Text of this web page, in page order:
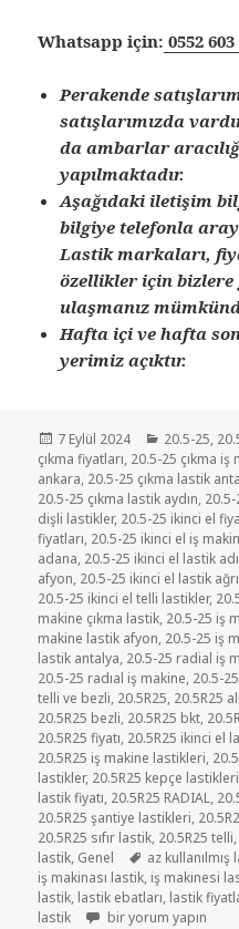
Whatsapp için: 0552 603
Perakende
satışlarımızda
da ambarlar
yapılmaktadır.
Aşağıdaki iletişim
bilgiye telefonla
Lastik markaları,
özellikler için
ulaşmanız
Hafta içi ve hafta
yerimiz açıktır.
Yayın
tarihi
7 Eylül 2024 Kategoriler
20.5-25,
çıkma fiyatları, 20.5-25 çıkma iş
ankara, 20.5-25 çıkma lastik
20.5-25 çıkma lastik aydın,
dişli lastikler, 20.5-25 ikinci el
fiyatları, 20.5-25 ikinci el iş
adana, 20.5-25 ikinci el lastik
afyon, 20.5-25 ikinci el lastik ağrı
20.5-25 ikinci el telli lastikler,
makine çıkma lastik, 20.5-25 iş
makine lastik afyon, 20.5-25 iş
lastik antalya, 20.5-25 radial iş
20.5-25 radıal iş makine, 20.5-
telli ve bezli, 20.5R25, 20.5R25
20.5R25 bezli, 20.5R25 bkt,
20.5R25 fiyatı, 20.5R25 ikinci el
20.5R25 iş makine lastikleri,
lastikler, 20.5R25 kepçe lastikleri
lastik fiyatı, 20.5R25 RADIAL,
20.5R25 şantiye lastikleri,
20.5R25 sıfır lastik, 20.5R25 telli,
lastik, Genel Etiketler
az kullanılmış
iş makinası lastik, iş makinesi
lastik, lastik ebatları, lastik
lastik
20.5-25 YARASIZ İŞ
bir yorum yapın